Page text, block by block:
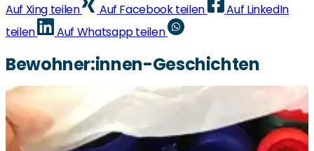
Auf Xing teilen Auf Facebook teilen
Auf LinkedIn
teilen
Auf Whatsapp teilen
Bewohner:innen-Geschichten